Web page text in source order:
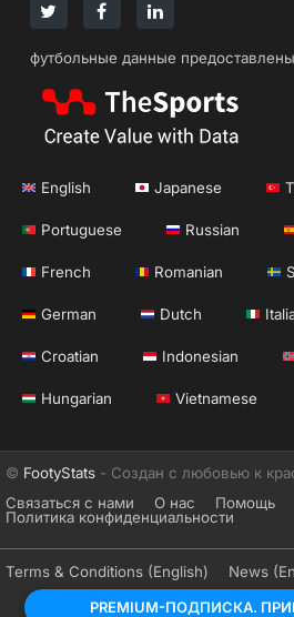
футбольные данные предоставлены
English Japanese
Portuguese Russian
French Romanian
German Dutch
Croatian Indonesian
Hungarian Vietnamese
© FootyStats - Создан с любовью к
Связаться с нами
О нас
Помощь
Политика конфиденциальности
Terms & Conditions (English) News
PREMIUM-ПОДПИСКА.